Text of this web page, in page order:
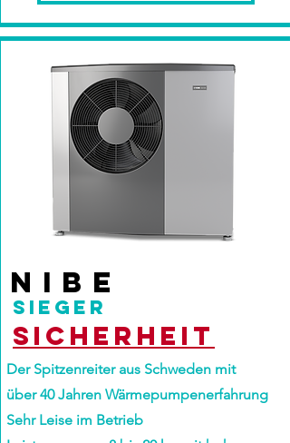
SIEGEr
Sicherheit
NIBE
Der Spitzenreiter aus Schweden mit
über 40 Jahren Wärmepumpenerfahrung
Sehr Leise im Betrieb